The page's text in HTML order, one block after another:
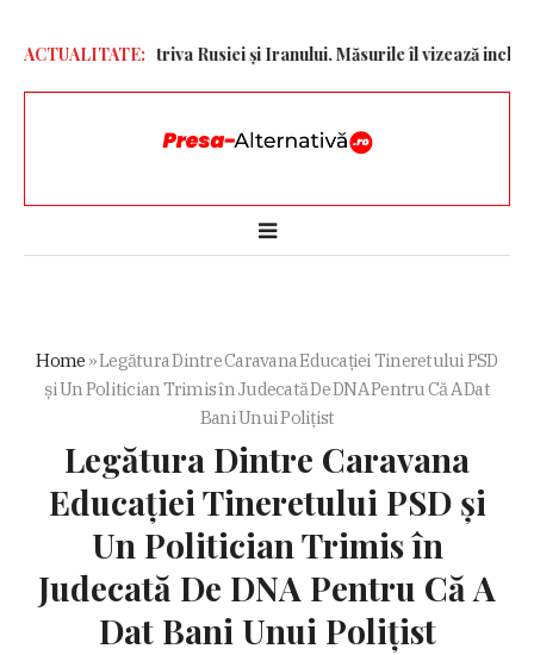
ACTUALITATE:împotriva Rusiei și Iranului. Măsurile îl vizează inclusiv pe
Home »Legătura Dintre Caravana Educației Tineretului PSD
și Un Politician Trimis în Judecată De DNA Pentru Că A Dat
Bani Unui Polițist
Legătura Dintre Caravana
Educației Tineretului PSD și
Un Politician Trimis în
Judecată De DNA Pentru Că A
Dat Bani Unui Polițist